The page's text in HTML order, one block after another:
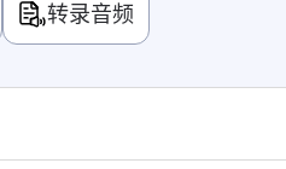
转录音频